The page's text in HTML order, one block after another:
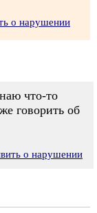
о нарушении
что-то
говорить об
о нарушении